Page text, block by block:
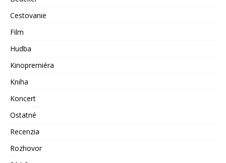
Cestovanie
Film
Hudba
Kinopremiéra
Kniha
Koncert
Ostatné
Recenzia
Rozhovor